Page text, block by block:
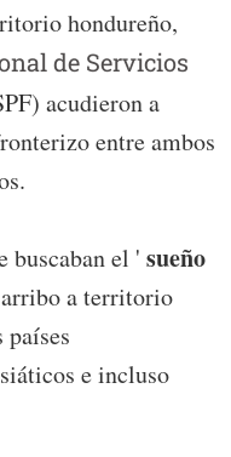
hondureño,
de Servicios
acudieron a
entre ambos
buscaban el ' sueño
a territorio
países
e incluso